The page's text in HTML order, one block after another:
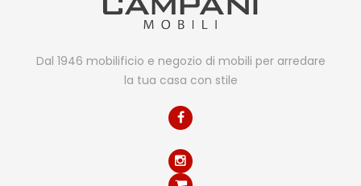
Dal 1946 mobilificio e negozio di mobili per arredare
la tua casa con stile